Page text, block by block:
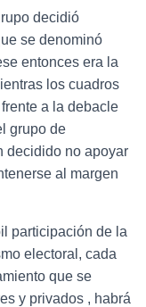
decidió
se denominó
entonces era la
los cuadros
a la debacle
grupo de
decidido no apoyar
al margen
participación de la
electoral, cada
que se
y privados , habrá